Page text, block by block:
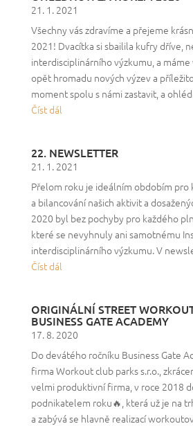
21. 1. 2021
Všechny vás zdravíme a přejeme
2021! Dvacítka si sbailila kufry dříve,
interdisciplinárního výzkumu, a
opět hromadu nových výzev a
moment spolu s námi zastavit, a
Číst dál
22. NEWSLETTER
21. 1. 2021
Přelom roku je ideálním obdobím pro
a bilancování našich aktivit a
2020 byl bez pochyby pro každého
které se nevyhnuly ani samotnému
interdisciplinárního výzkumu. V
Číst dál
ORIGINÁLNÍ STREET
BUSINESS GATE ACADEMY
17. 8. 2020
Do devátého ročníku Business Gate
firma Workout club parks s.r.o.,
velmi produktivní firma, v roce 2018
podnikatelem roku🔥, která už je na
a zabývá se hlavně realizací